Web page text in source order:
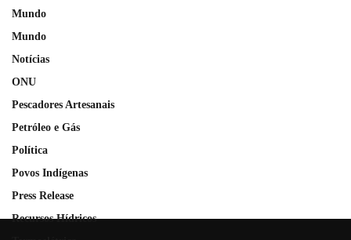
Mundo
Mundo
Notícias
ONU
Pescadores Artesanais
Petróleo e Gás
Política
Povos Indígenas
Press Release
Recursos Hídricos